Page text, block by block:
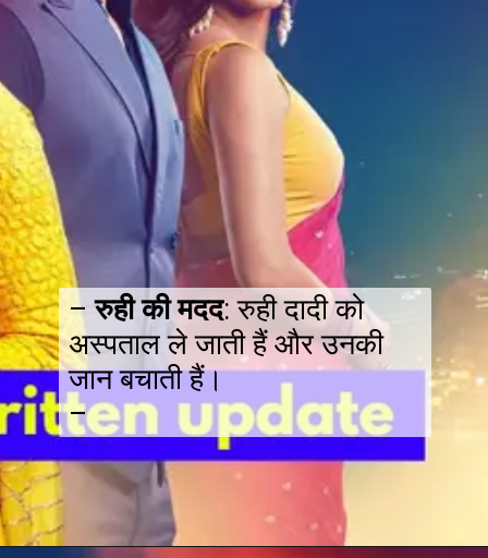
–रुही की मदद: रुही दादी को
अस्पताल ले जाती हैं और उनकी
जान बचाती हैं।
–